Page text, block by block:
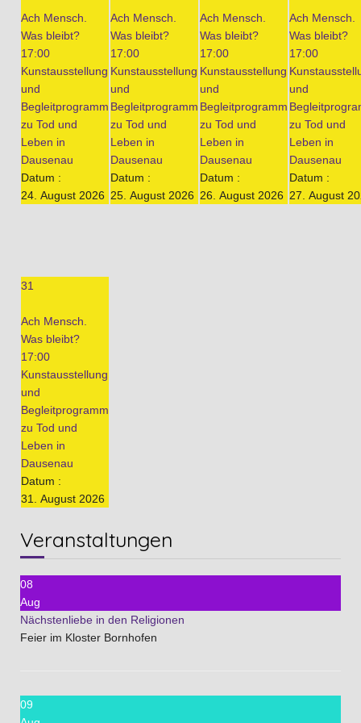
Ach Mensch.
Was bleibt?
17:00
Kunstausstellung
und
Begleitprogramm
zu Tod und
Leben in
Dausenau
Datum :
24. August 2026
Ach Mensch.
Was bleibt?
17:00
Kunstausstellung
und
Begleitprogramm
zu Tod und
Leben in
Dausenau
Datum :
25. August 2026
Ach Mensch.
Was bleibt?
17:00
Kunstausstellung
und
Begleitprogramm
zu Tod und
Leben in
Dausenau
Datum :
26. August 2026
Ach Mensch.
Was bleibt?
17:00
und
zu Tod und
Leben in
Dausenau
Datum :
27. August
31
Ach Mensch.
Was bleibt?
17:00
Kunstausstellung
und
Begleitprogramm
zu Tod und
Leben in
Dausenau
Datum :
31. August 2026
Veranstaltungen
08
Aug
Nächstenliebe in den Religionen
Feier im Kloster Bornhofen
09